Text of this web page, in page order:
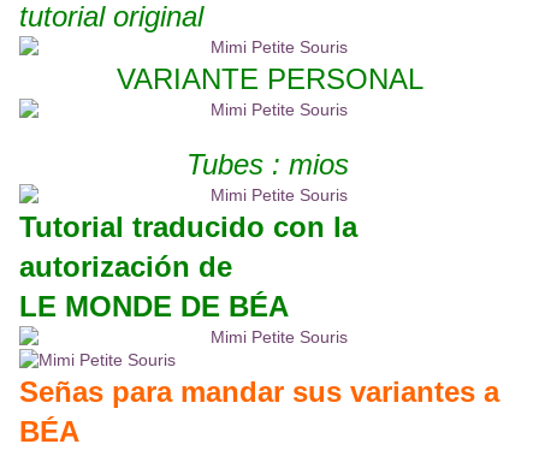
tutorial original
VARIANTE PERSONAL
Tubes : mios
Tutorial traducido con la
autorización de
LE MONDE DE BÉA
Señas para mandar sus variantes a
BÉA